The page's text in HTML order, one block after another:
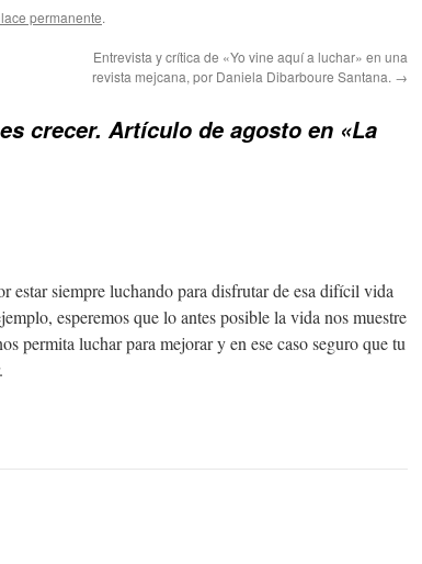
permanente.
Entrevista y crítica de «Yo vine aquí a luchar» en una
revista mejcana, por Daniela Dibarboure Santana. →
crecer. Artículo de agosto en «La
estar siempre luchando para disfrutar de esa difícil vida
esperemos que lo antes posible la vida nos muestre
permita luchar para mejorar y en ese caso seguro que tu